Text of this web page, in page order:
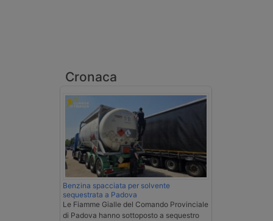
Cronaca
Benzina spacciata per solvente
sequestrata a Padova
Le Fiamme Gialle del Comando Provinciale
di Padova hanno sottoposto a sequestro